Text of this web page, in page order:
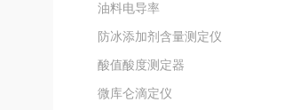
油料电导率
防冰添加剂含量测定仪
酸值酸度测定器
微库仑滴定仪